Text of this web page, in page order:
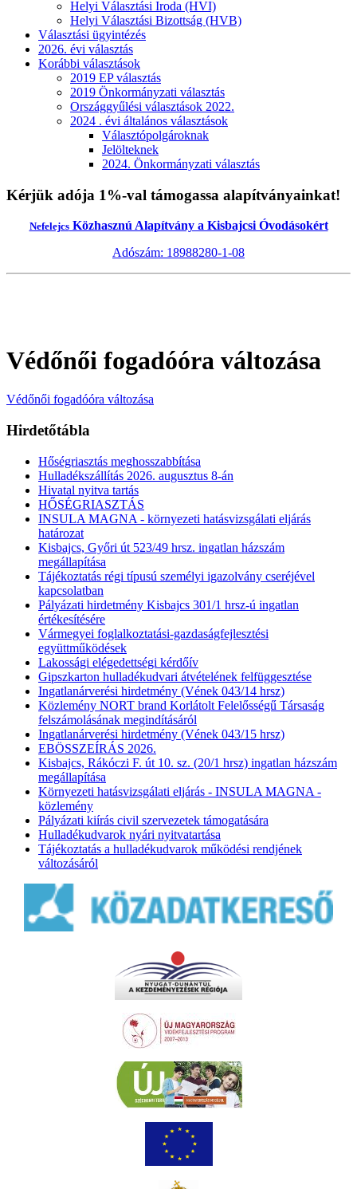
Helyi Választási Iroda (HVI)
Helyi Választási Bizottság (HVB)
Választási ügyintézés
2026. évi választás
Korábbi választások
2019 EP választás
2019 Önkormányzati választás
Országgyűlési választások 2022.
2024 . évi általános választások
Választópolgároknak
Jelölteknek
2024. Önkormányzati választás
Kérjük adója 1%-val támogassa alapítványainkat!
NefelejcsKözhasznú Alapítvány a Kisbajcsi Óvodásokért
Adószám: 18988280-1-08
Védőnői fogadóóra változása
Védőnői fogadóóra változása
Hirdetőtábla
Hőségriasztás meghosszabbítása
Hulladékszállítás 2026. augusztus 8-án
Hivatal nyitva tartás
HŐSÉGRIASZTÁS
INSULA MAGNA - környezeti hatásvizsgálati eljárás
határozat
Kisbajcs, Győri út 523/49 hrsz. ingatlan házszám
megállapítása
Tájékoztatás régi típusú személyi igazolvány cseréjével
kapcsolatban
Pályázati hirdetmény Kisbajcs 301/1 hrsz-ú ingatlan
értékesítésére
Vármegyei foglalkoztatási-gazdaságfejlesztési
együttműködések
Lakossági elégedettségi kérdőív
Gipszkarton hulladékudvari átvételének felfüggesztése
Ingatlanárverési hirdetmény (Vének 043/14 hrsz)
Közlemény NORT brand Korlátolt Felelősségű Társaság
felszámolásának megindításáról
Ingatlanárverési hirdetmény (Vének 043/15 hrsz)
EBÖSSZEÍRÁS 2026.
Kisbajcs, Rákóczi F. út 10. sz. (20/1 hrsz) ingatlan házszám
megállapítása
Környezeti hatásvizsgálati eljárás - INSULA MAGNA -
közlemény
Pályázati kiírás civil szervezetek támogatására
Hulladékudvarok nyári nyitvatartása
Tájékoztatás a hulladékudvarok működési rendjének
változásáról